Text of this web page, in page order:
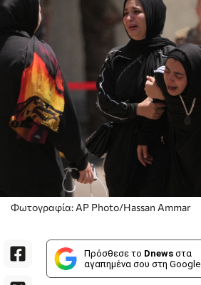
Φωτογραφία: AP Photo/Hassan Ammar
Πρόσθεσε το Dnews στα
αγαπημένα σου στη Google